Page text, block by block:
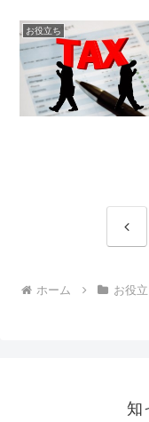
お役立ち
前
ホーム お役
知